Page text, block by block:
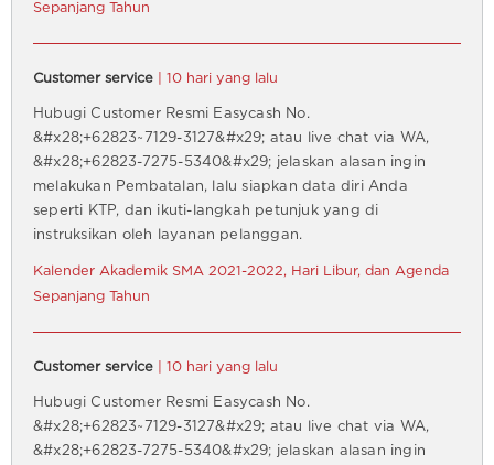
Sepanjang Tahun
Customer service | 10 hari yang lalu
Hubugi Customer Resmi Easycash No.
&#x28;+62823~7129-3127&#x29; atau live chat via WA,
&#x28;+62823-7275-5340&#x29; jelaskan alasan ingin
melakukan Pembatalan, lalu siapkan data diri Anda
seperti KTP, dan ikuti-langkah petunjuk yang di
instruksikan oleh layanan pelanggan.
Kalender Akademik SMA 2021-2022, Hari Libur, dan Agenda
Sepanjang Tahun
Customer service | 10 hari yang lalu
Hubugi Customer Resmi Easycash No.
&#x28;+62823~7129-3127&#x29; atau live chat via WA,
&#x28;+62823-7275-5340&#x29; jelaskan alasan ingin